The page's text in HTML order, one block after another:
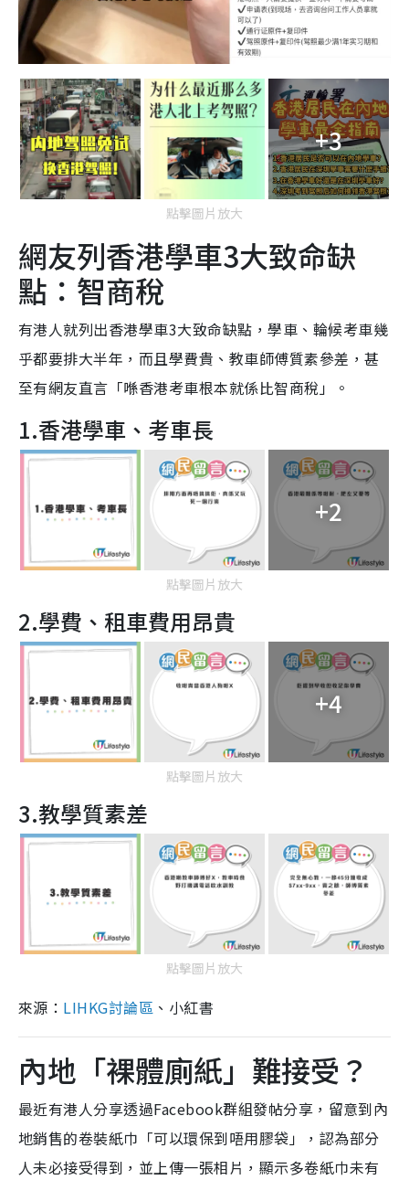
+3
點擊圖片放大
網友列香港學車3大致命缺
點：智商稅
有港人就列出香港學車3大致命缺點，學車、輪候考車幾
乎都要排大半年，而且學費貴、教車師傅質素參差，甚
至有網友直言「喺香港考車根本就係比智商稅」。
1.香港學車、考車長
+2
點擊圖片放大
2.學費、租車費用昂貴
+4
點擊圖片放大
3.教學質素差
點擊圖片放大
來源： LIHKG討論區 、小紅書
內地「裸體廁紙」難接受？
最近有港人分享透過Facebook群組發帖分享，留意到內
地銷售的卷裝紙巾「可以環保到唔用膠袋」，認為部分
人未必接受得到，並上傳一張相片，顯示多卷紙巾未有